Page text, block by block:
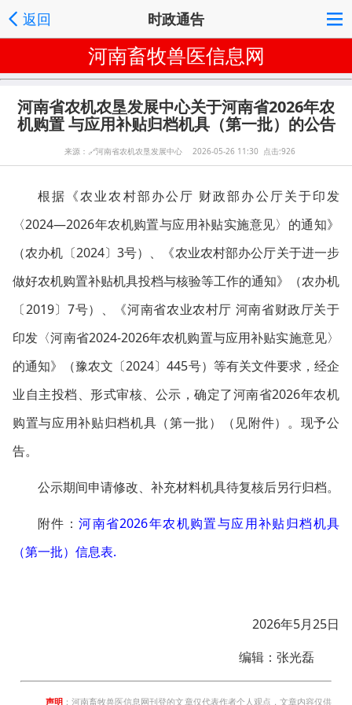
返回 时政通告
河南畜牧兽医信息网
河南省农机农垦发展中心关于河南省2026年农
机购置 与应用补贴归档机具（第一批）的公告
来源： 🔗河南省农机农垦发展中心 2026-05-26 11:30 点击:926
根据《农业农村部办公厅 财政部办公厅关于印发
〈2024—2026年农机购置与应用补贴实施意见〉的通知》
（农办机〔2024〕3号）、《农业农村部办公厅关于进一步
做好农机购置补贴机具投档与核验等工作的通知》（农办机
〔2019〕7号）、《河南省农业农村厅 河南省财政厅关于
印发〈河南省2024-2026年农机购置与应用补贴实施意见〉
的通知》（豫农文〔2024〕445号）等有关文件要求，经企
业自主投档、形式审核、公示，确定了河南省2026年农机
购置与应用补贴归档机具（第一批）（见附件）。现予公
告。
公示期间申请修改、补充材料机具待复核后另行归档。
附件：河南省2026年农机购置与应用补贴归档机具
（第一批）信息表.
2026年5月25日
编辑：张光磊
声明 ：河南畜牧兽医信息网刊登的文章仅代表作者个人观点，文章内容仅供